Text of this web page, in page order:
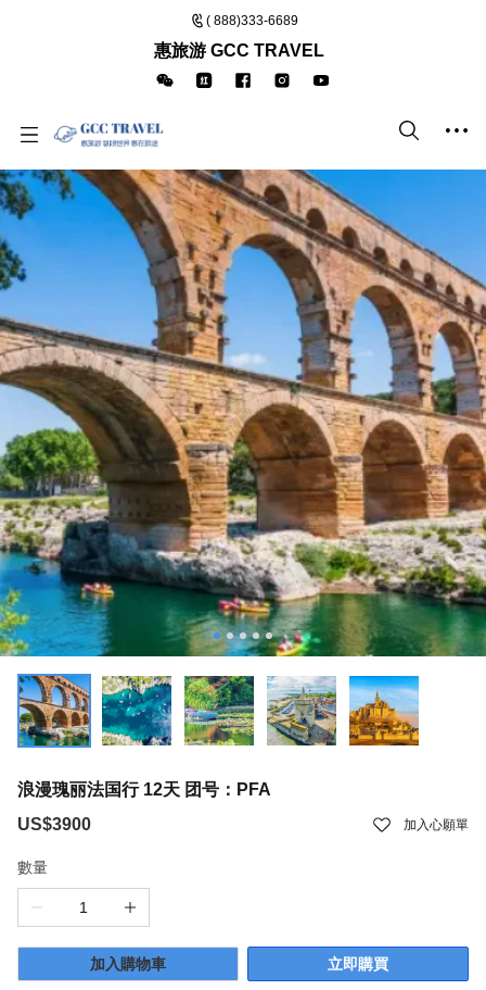
( 888)333-6689
惠旅游 GCC TRAVEL
浪漫瑰丽法国行 12天 团号：PFA
US$3900
加入心願單
數量
加入購物車 立即購買